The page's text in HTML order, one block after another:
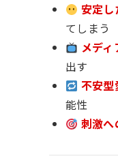
安定し
てしまう
メデ
出す
不安型
能性
刺激